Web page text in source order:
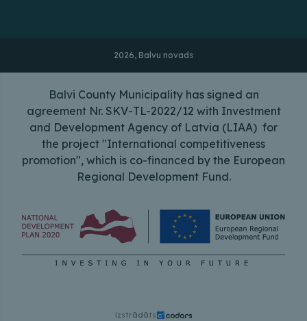
2026, Balvu novads
Balvi County Municipality has signed an
agreement Nr. SKV-TL-2022/12 with Investment
and Development Agency of Latvia (LIAA) for
the project "International competitiveness
promotion", which is co-financed by the European
Regional Development Fund.
izstrādāts